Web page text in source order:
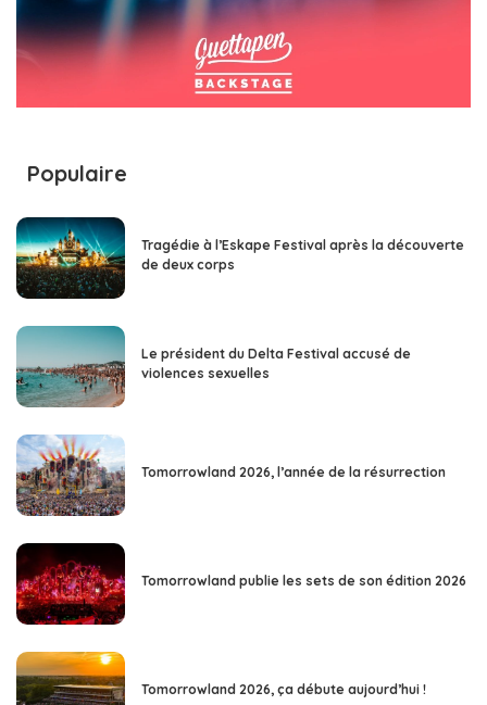
Populaire
Tragédie à l’Eskape Festival après la découverte
de deux corps
Le président du Delta Festival accusé de
violences sexuelles
Tomorrowland 2026, l’année de la résurrection
Tomorrowland publie les sets de son édition 2026
Tomorrowland 2026, ça débute aujourd’hui !